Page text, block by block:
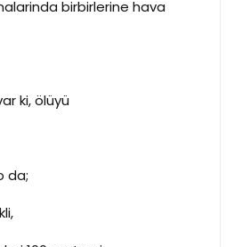
birbirlerine hava
ki, ölüyü
da;